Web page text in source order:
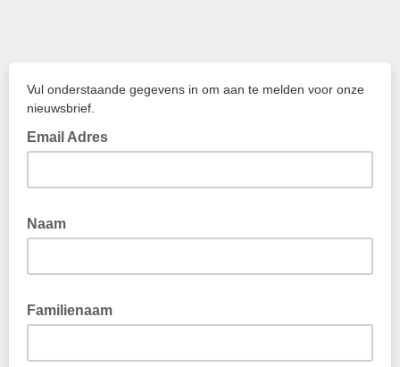
Vul onderstaande gegevens in om aan te melden voor onze
nieuwsbrief.
Email Adres
Naam
Familienaam